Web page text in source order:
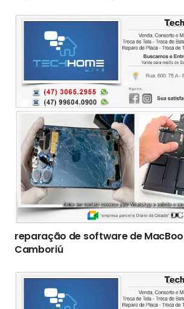
reparação de software de
Camboriú